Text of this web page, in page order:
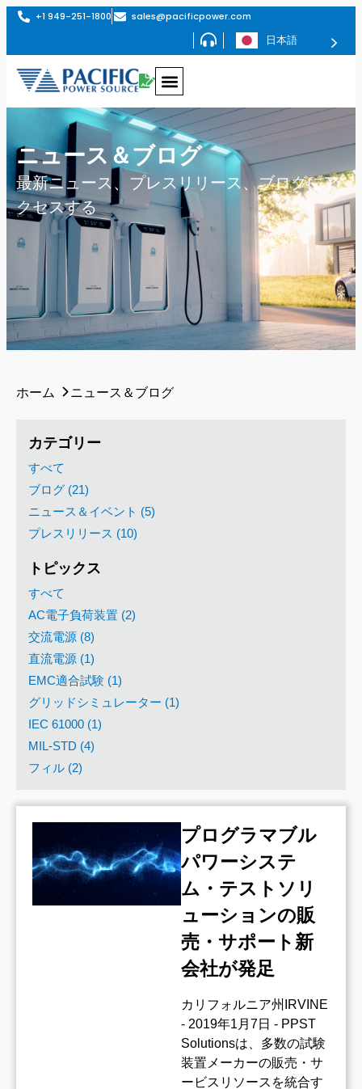
+1 949-251-1800 sales@pacificpower.com
日本語
ニュース＆ブログ
最新ニュース、プレスリリース、ブログにア
クセスする
ホーム ニュース＆ブログ
カテゴリー
すべて
ブログ (21)
ニュース＆イベント (5)
プレスリリース (10)
トピックス
すべて
AC電子負荷装置 (2)
交流電源 (8)
直流電源 (1)
EMC適合試験 (1)
グリッドシミュレーター (1)
IEC 61000 (1)
MIL-STD (4)
フィル (2)
プログラマブル
パワーシステ
ム・テストソリ
ューションの販
売・サポート新
会社が発足
カリフォルニア州IRVINE
- 2019年1月7日 - PPST
Solutionsは、多数の試験
装置メーカーの販売・サ
ービスリソースを統合す